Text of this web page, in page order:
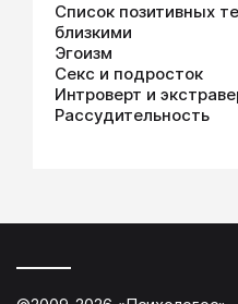
Список позитивных
близкими
Эгоизм
Секс и подросток
Интроверт и
Рассудительность